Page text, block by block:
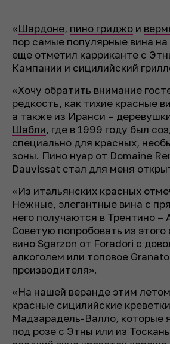
«Шардоне, пино гриджо и
пор самые популярные вина
еще отметил карриканте с
Кампании и сицилийский
«Хочу обратить внимание
редкость, как тихие красные
а также из Иранси –
Шабли, где в 1999 году был
специально для красных,
зоны. Пино нуар от Domaine
Dauvissat стал для меня
«Из итальянских красных
Нежные, элегантные вина с
него получаются в Трентино
Советую попробовать из этого
вино Sgarzon от Foradori с
алкоголем или топовое
производителя».
«На нашей веранде этим
красные сицилийские
Мадзарадель-Валло, которые
под розе с Этны или из